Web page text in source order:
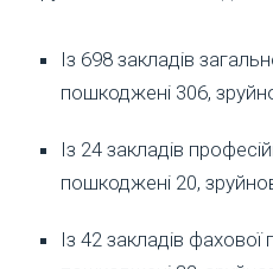
Із 698 закладів
пошкоджені 306,
Із 24 закладів
пошкоджені 20,
Із 42 закладів